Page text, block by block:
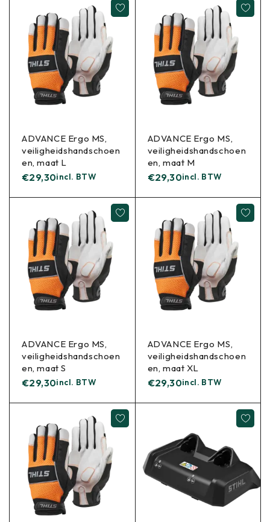
ADVANCE Ergo MS,
veiligheidshandschoen
en, maat L
€29,30incl. BTW
ADVANCE Ergo MS,
veiligheidshandschoen
en, maat M
€29,30incl. BTW
ADVANCE Ergo MS,
veiligheidshandschoen
en, maat S
€29,30incl. BTW
ADVANCE Ergo MS,
veiligheidshandschoen
en, maat XL
€29,30incl. BTW